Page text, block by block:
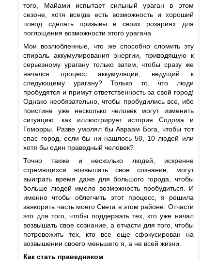
того, Майами испытает сильный ураган в этом
сезоне, хотя всегда есть возможность и хороший
повод сделать призывы в своих розариях для
поглощения возможности этого урагана.
Мои возлюбленные, что же способно сломить эту
спираль аккумулирования энергии, приводящую к
серьезному урагану только затем, чтобы сразу же
начался процесс аккумуляции, ведущий к
следующему урагану? Только то, что люди
пробудятся и примут ответственность за свой город!
Однако необязательно, чтобы пробудились все, ибо
поистине уже несколько человек могут изменить
ситуацию, как иллюстрирует история Содома и
Гоморры. Разве умолял бы Авраам Бога, чтобы тот
спас город, если бы ни нашлось 50, 10 людей или
хотя бы один праведный человек?
Точно также и несколько людей, искренне
стремящихся возвышать свое сознание, могут
выиграть время даже для большого города, чтобы
больше людей имело возможность пробудиться. И
именно чтобы облегчить этот процесс, я решила
заякорить часть моего Света в этом районе. Отчасти
это для того, чтобы поддержать тех, кто уже начал
возвышать свое сознание, а отчасти для того, чтобы
потревожить тех, кто все еще сфокусирован на
возвышении своего меньшего я, а не всей жизни.
Как стать праведником